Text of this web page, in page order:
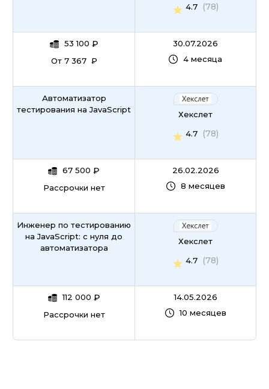
53 100 ₽
От 7 367 ₽
4.7
(78)
30.07.2026
4 месяца
Автоматизатор
тестирования на JavaScript
67 500 ₽
Рассрочки нет
Хекслет
4.7
(78)
26.02.2026
8 месяцев
Инженер по тестированию
на JavaScript: с нуля до
автоматизатора
112 000 ₽
Рассрочки нет
Хекслет
4.7
(78)
14.05.2026
10 месяцев